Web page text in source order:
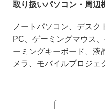
取り扱いパソコン・周辺
ノートパソコン、デスク
PC、ゲーミングマウス
ーミングキーボード、液
メラ、モバイルプロジェ